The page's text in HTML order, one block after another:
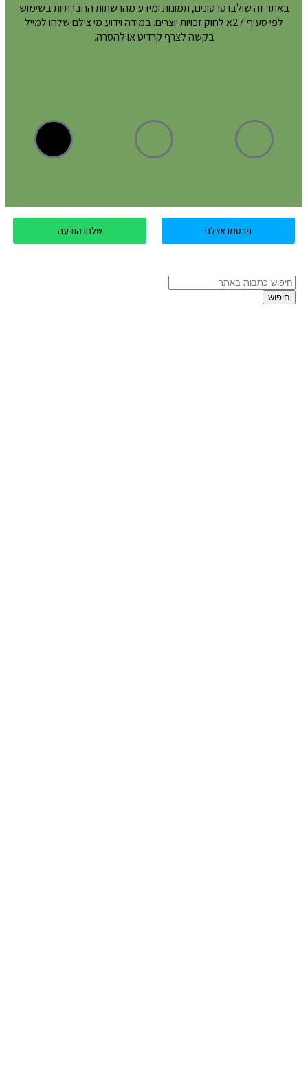
באתר זה שולבו סרטונים, תמונות ומידע מהרשתות החברתיות בשימוש
לפי סעיף 27א לחוק זכויות יוצרים. במידה וידוע מי צילם שלחו למייל
בקשה לצרף קרדיט או להסרה.
פרסמו אצלנו שלחו הודעה
חיפוש